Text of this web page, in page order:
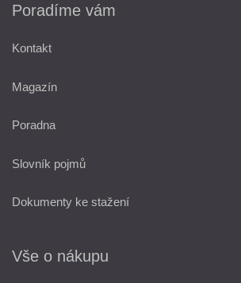
Poradíme vám
Kontakt
Magazín
Poradna
Slovník pojmů
Dokumenty ke stažení
Vše o nákupu